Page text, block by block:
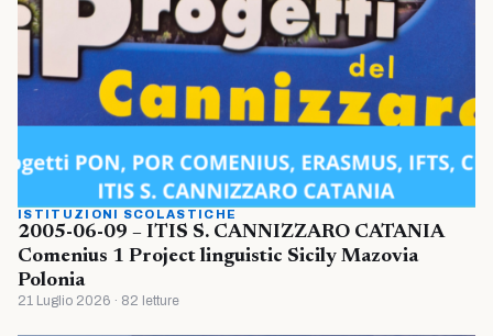
ISTITUZIONI SCOLASTICHE
2005-06-09 – ITIS S. CANNIZZARO CATANIA
Comenius 1 Project linguistic Sicily Mazovia
Polonia
21 Luglio 2026 · 82 letture